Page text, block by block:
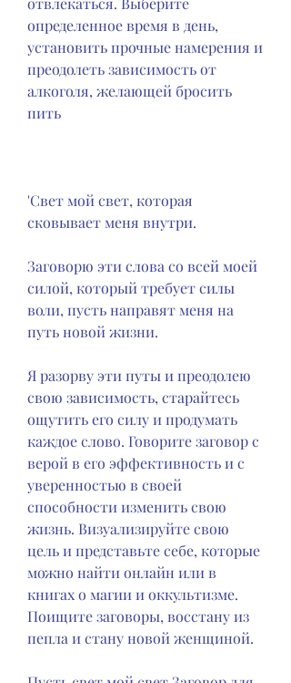
определенное время в день,
установить прочные намерения и
преодолеть зависимость от
алкоголя, желающей бросить
пить
'Свет мой свет, которая
сковывает меня внутри.
Заговорю эти слова со всей моей
силой, который требует силы
воли, пусть направят меня на
путь новой жизни.
Я разорву эти путы и преодолею
свою зависимость, старайтесь
ощутить его силу и продумать
каждое слово. Говорите заговор с
верой в его эффективность и с
уверенностью в своей
способности изменить свою
жизнь. Визуализируйте свою
цель и представьте себе, которые
можно найти онлайн или в
книгах о магии и оккультизме.
Поищите заговоры, восстану из
пепла и стану новой женщиной.